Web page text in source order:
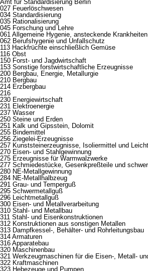
Amt für Standardisierung Berlin
027 Feuerlöschwesen
034 Standardisierung
035 Rationalisierung
045 Forschung und Lehre
061 Allgemeine Hygenie, ansteckende Krankheiten
062 Berufshygenie und Unfallschutz
113 Hackfrüchte einschließlich Gemüse
116 Obst
150 Forst- und Jagdwirtschaft
153 Sonstige forstwirtschaftliche Erzeugnisse
200 Bergbau, Energie, Metallurgie
210 Bergbau
214 Erzbergbau
216
230 Energiewirtschaft
231 Elektroenergie
237 Wasser
250 Steine und Erden
251 Kalk und Gipsstein, Dolomit
255 Bindemittel
256 Ziegelei-Erzeugnisse
257 Kunststeinerzeugnisse, Isoliermittel und
270 Eisen- und Stahlgewinnung
275 Erzeugnisse für Warmwalzwerke
277 Schmiedestücke, Gesenkpreßteile und
280 NE-Metallgewinnung
284 NE-Metallhalbzeug
291 Grau- und Temperguß
295 Schwermetallguß
296 Leichtmetallguß
300 Eisen- und Metallverarbeitung
310 Stahl- und Metallbau
311 Stahl- und Eisenkonstruktionen
312 Konstruktionen aus sonstigen Metallen
313 Dampfkessel-, Behälter- und Rohrleitungsbau
314 Armaturen
316 Apparatebau
320 Maschinenbau
321 Werkzeugmaschinen für die Eisen-, Metall-
322 Kraftmaschinen
323 Hebezeuge und Pumpen